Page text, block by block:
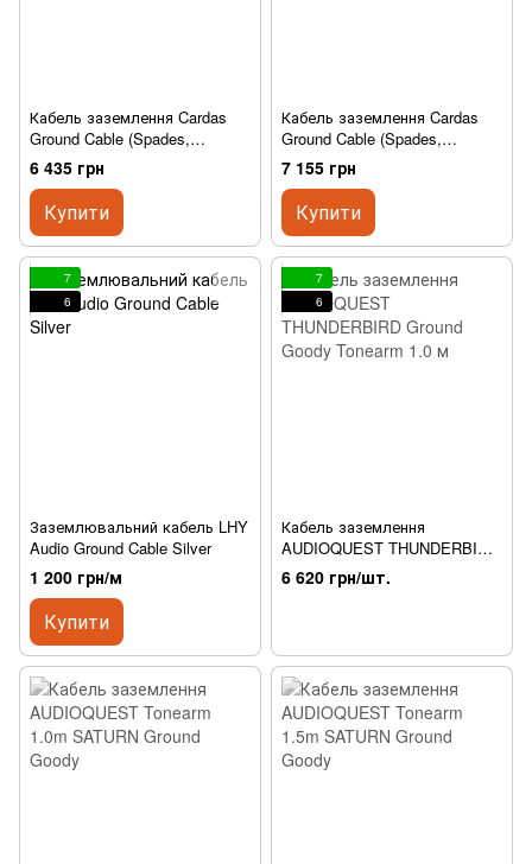
Кабель заземлення Cardas
Ground Cable (Spades,
Banana, XLR, RCA) 1,0 m
6 435 грн
Купити
Кабель заземлення Cardas
Ground Cable (Spades,
Banana, XLR, RCA) 1,5 m
7 155 грн
Купити
7
6
Заземлювальний кабель LHY
Audio Ground Cable Silver
1 200 грн/м
Купити
7
6
Кабель заземлення
AUDIOQUEST THUNDERBIRD
Ground Goody Tonearm 1.0 м
6 620 грн/шт.